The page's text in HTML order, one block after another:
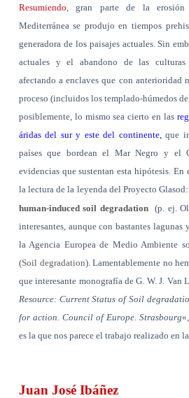
Resumiendo , gran parte de la
Mediterránea se produjo en tiempos
generadora de los paisajes actuales. Sin
actuales y el abandono de las culturas
afectando a enclaves que con anterioridad
proceso (incluidos los templado-húmedos
posiblemente, lo mismo sea cierto en las
áridas del sur y este del continente, que
países que bordean el Mar Negro y el
evidencias que sustentan esta hipótesis. En
la lectura de la leyenda del Proyecto Glasod:
human-induced soil degradation
(p. ej.
interesantes, aunque con bastantes lagunas
la Agencia Europea de Medio Ambiente
(Soil degradation). Lamentablemente no
que interesante monografía de G. W. J. Van
Resource: Current Status of Soil
for action. Council of Europe. Strasbourg
es la que nos parece el trabajo realizado en
Juan José Ibáñez